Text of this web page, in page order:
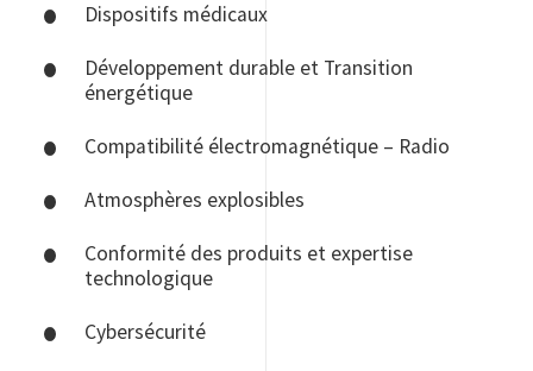
Dispositifs médicaux
Développement durable et Transition
énergétique
Compatibilité électromagnétique – Radio
Atmosphères explosibles
Conformité des produits et expertise
technologique
Cybersécurité